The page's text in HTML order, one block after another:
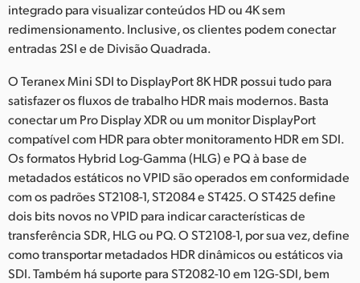
integrado para visualizar conteúdos HD ou 4K sem
redimensionamento. Inclusive, os clientes podem conectar
entradas 2SI e de Divisão Quadrada.
O Teranex Mini SDI to DisplayPort 8K HDR possui tudo para
satisfazer os fluxos de trabalho HDR mais modernos. Basta
conectar um Pro Display XDR ou um monitor DisplayPort
compatível com HDR para obter monitoramento HDR em SDI.
Os formatos Hybrid Log-Gamma (HLG) e PQ à base de
metadados estáticos no VPID são operados em conformidade
com os padrões ST2108-1, ST2084 e ST425. O ST425 define
dois bits novos no VPID para indicar características de
transferência SDR, HLG ou PQ. O ST2108-1, por sua vez, define
como transportar metadados HDR dinâmicos ou estáticos via
SDI. Também há suporte para ST2082-10 em 12G-SDI, bem